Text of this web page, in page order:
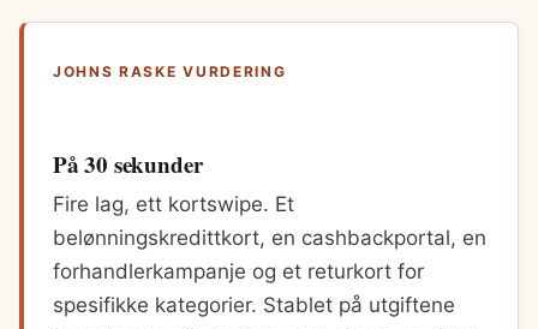
JOHNS RASKE VURDERING
På 30 sekunder
Fire lag, ett kortswipe. Et
belønningskredittkort, en cashbackportal, en
forhandlerkampanje og et returkort for
spesifikke kategorier. Stablet på utgiftene